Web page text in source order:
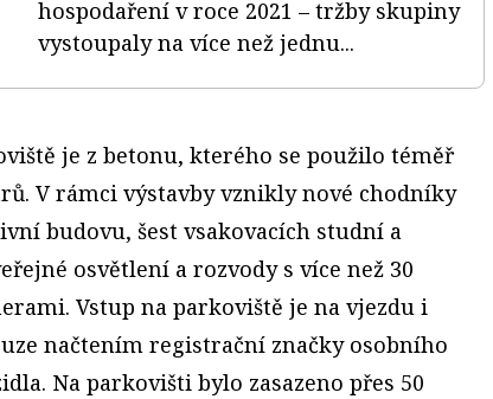
hospodaření v roce 2021 – tržby skupiny
vystoupaly na více než jednu...
je z betonu, kterého se použilo téměř
V rámci výstavby vznikly nové chodníky
budovu, šest vsakovacích studní a
osvětlení a rozvody s více než 30
Vstup na parkoviště je na vjezdu i
načtením registrační značky osobního
Na parkovišti bylo zasazeno přes 50